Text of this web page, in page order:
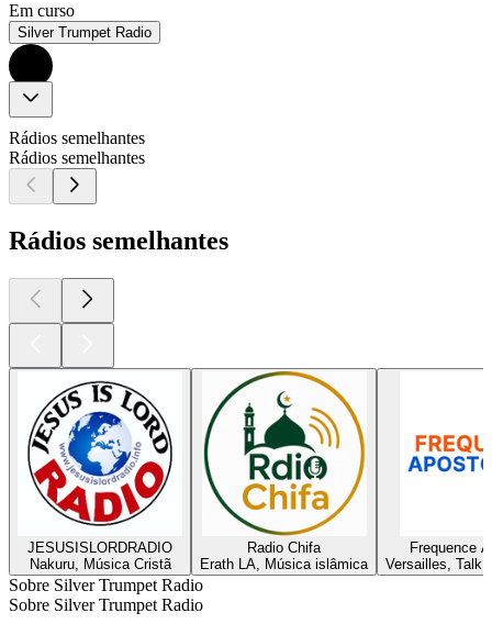
Em curso
Silver Trumpet Radio
Rádios semelhantes
Rádios semelhantes
Rádios semelhantes
JESUSISLORDRADIO
Nakuru, Música Cristã
Radio Chifa
Erath LA, Música islâmica
Frequence
Versailles, Talk,
Sobre Silver Trumpet Radio
Sobre Silver Trumpet Radio